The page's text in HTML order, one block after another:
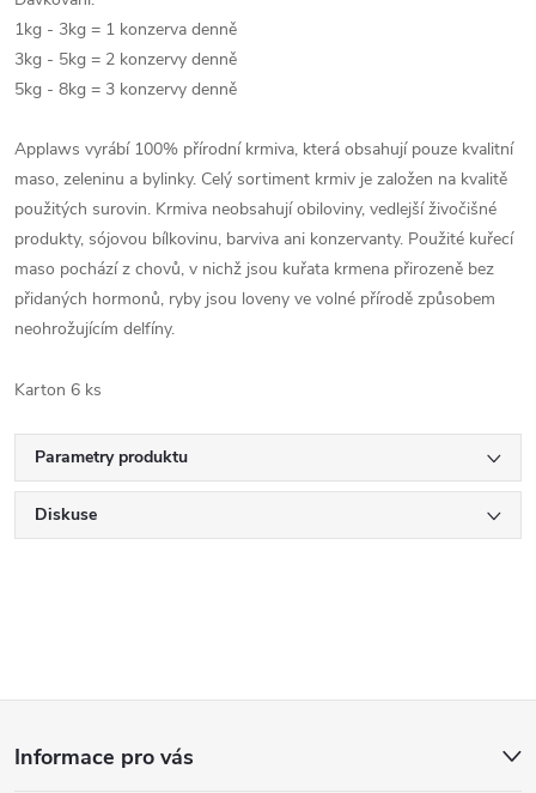
1kg - 3kg = 1 konzerva denně
3kg - 5kg = 2 konzervy denně
5kg - 8kg = 3 konzervy denně
Applaws vyrábí 100% přírodní krmiva, která obsahují pouze kvalitní
maso, zeleninu a bylinky. Celý sortiment krmiv je založen na kvalitě
použitých surovin. Krmiva neobsahují obiloviny, vedlejší živočišné
produkty, sójovou bílkovinu, barviva ani konzervanty. Použité kuřecí
maso pochází z chovů, v nichž jsou kuřata krmena přirozeně bez
přidaných hormonů, ryby jsou loveny ve volné přírodě způsobem
neohrožujícím delfíny.
Karton 6 ks
Parametry produktu
Diskuse
Informace pro vás